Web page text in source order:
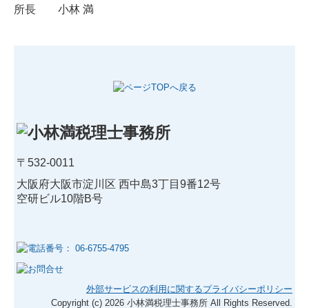
所長 小林 満
〒532-0011
大阪府大阪市淀川区 西中島3丁目9番12号
空研ビル10階B号
外部サービスの利用に関するプライバシーポリシー
Copyright (c) 2026 小林満税理士事務所 All Rights Reserved.